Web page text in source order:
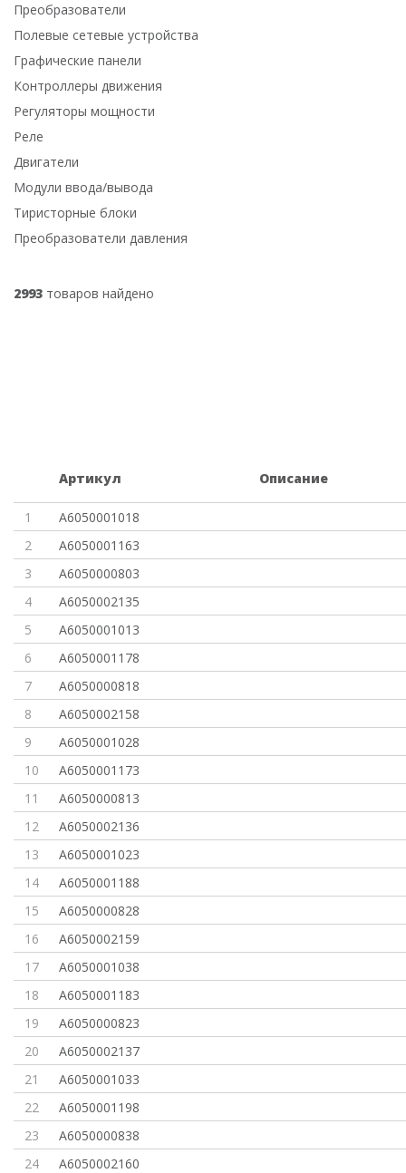
Преобразователи
Полевые сетевые устройства
Графические панели
Контроллеры движения
Регуляторы мощности
Реле
Двигатели
Модули ввода/вывода
Тиристорные блоки
Преобразователи давления
2993 товаров найдено
Артикул Описание
1
A6050001018
2
A6050001163
3
A6050000803
4
A6050002135
5
A6050001013
6
A6050001178
7
A6050000818
8
A6050002158
9
A6050001028
10
A6050001173
11
A6050000813
12
A6050002136
13
A6050001023
14
A6050001188
15
A6050000828
16
A6050002159
17
A6050001038
18
A6050001183
19
A6050000823
20
A6050002137
21
A6050001033
22
A6050001198
23
A6050000838
24
A6050002160